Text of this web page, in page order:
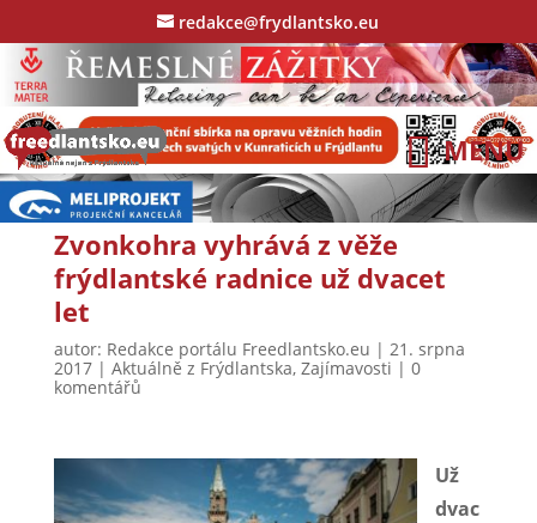
redakce@frydlantsko.eu
Zvonkohra vyhrává z věže
frýdlantské radnice už dvacet
let
autor: Redakce portálu Freedlantsko.eu | 21. srpna
2017| Aktuálně z Frýdlantska, Zajímavosti | 0
komentářů
Už
dvac